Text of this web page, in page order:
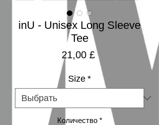
inU - Unisex Long Sleeve
Tee
21,00 £Цена
Size *
Количество *